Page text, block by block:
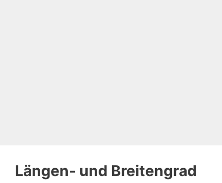
Längen- und Breitengrad